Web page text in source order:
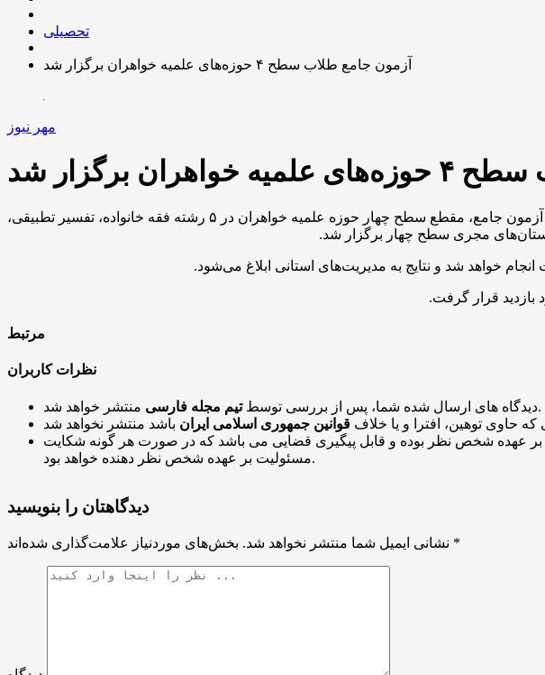
تحصیلی
آزمون جامع طلاب سطح ۴ حوزه‌های علمیه خواهران برگزار شد
مهر نیوز
برگزار شد
به گزارش خبرگزاری مهر، آزاده صدرشیرازی، مدیرکل تحصیلات تکمیلی حوزه‌های علمیه خواهران از برگزاری آزمون جامع، مقطع سطح چهار حوزه علمیه خواهران در ۵ رشته فقه خانواده، تفسیر تطبیقی،
مجری سطح چهار برگزار شد.
خواهد شد و نتایج به مدیریت‌های استانی ابلاغ می‌شود.
بازدید قرار گرفت.
مرتبط
نظرات کاربران
دیدگاه های ارسال شده شما، پس از بررسی توسطتیم مجله فارسی
منتشر خواهد شد.
که حاوی توهین، افترا و یا خلاف قوانین جمهوری اسلامی ایران
عهده شخص نظر بوده و قابل پیگیری قضایی می باشد که در صورت هر گونه شکایت
مسئولیت بر عهده شخص نظر دهنده خواهد بود.
دیدگاهتان را بنویسید
نشانی ایمیل شما منتشر نخواهد شد. *